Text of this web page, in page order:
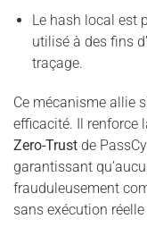
Le hash local est
utilisé à des fins
traçage.
Ce mécanisme allie
efficacité. Il renforce
Zero-Trust de
garantissant
frauduleusement
sans exécution